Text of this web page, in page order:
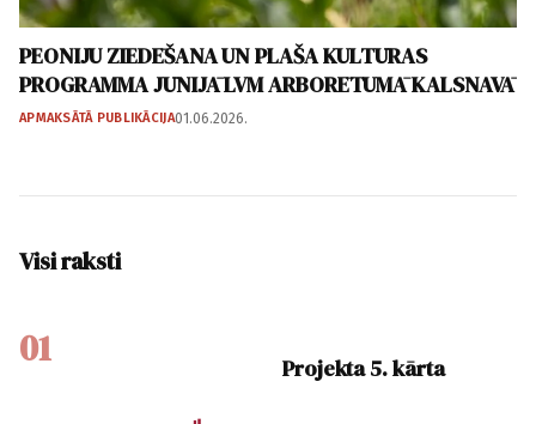
PEONIJU ZIEDĒŠANA UN PLAŠA KULTŪRAS
PROGRAMMA JŪNIJĀ LVM ARBORĒTUMĀ KALSNAVĀ
APMAKSĀTĀ PUBLIKĀCIJA01.06.2026.
Visi raksti
01 Projekta 5. kārta